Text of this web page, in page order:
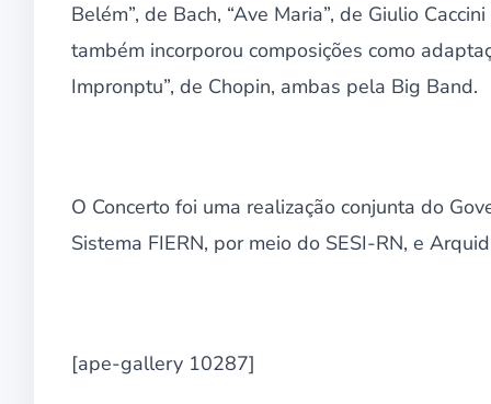
Belém”, de Bach, “Ave Maria”, de Giulio
também incorporou composições como
Impronptu”, de Chopin, ambas pela Big Band.
O Concerto foi uma realização conjunta do
Sistema FIERN, por meio do SESI-RN, e
[ape-gallery 10287]